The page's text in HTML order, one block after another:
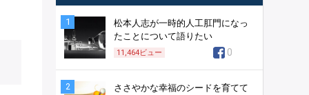
1
松本人志が一時的人工肛門になっ
たことについて語りたい
11,464ビュー 0
2
ささやかな幸福のシードを育てて